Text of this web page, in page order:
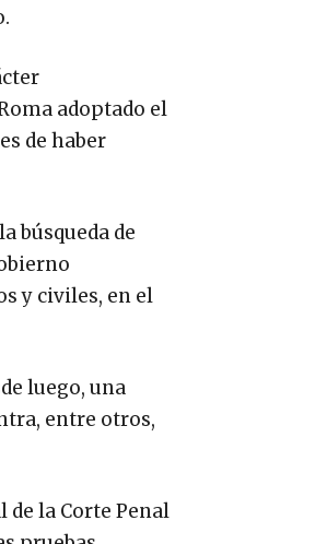
adoptado el
de haber
búsqueda de
y civiles, en el
luego, una
entre otros,
de la Corte Penal